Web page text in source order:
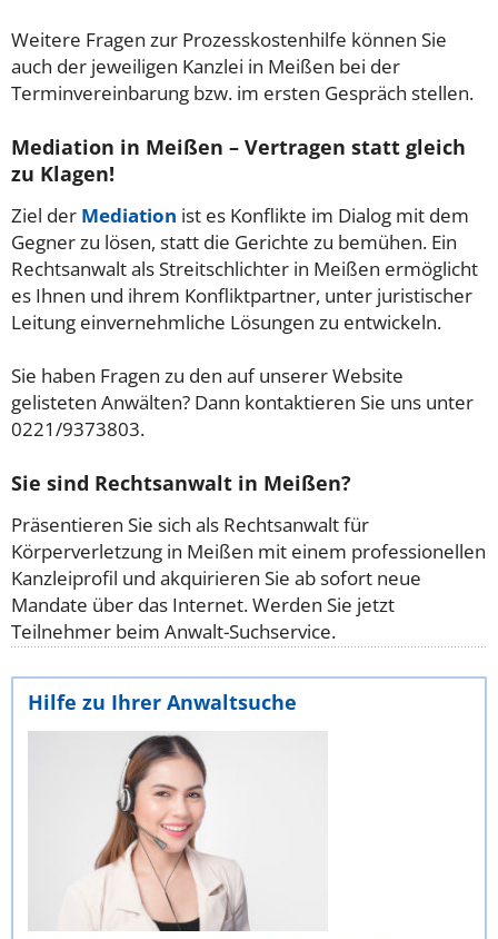
Weitere Fragen zur Prozesskostenhilfe können Sie
auch der jeweiligen Kanzlei in Meißen bei der
Terminvereinbarung bzw. im ersten Gespräch stellen.
Mediation in Meißen – Vertragen statt gleich
zu Klagen!
Ziel der Mediation ist es Konflikte im Dialog mit dem
Gegner zu lösen, statt die Gerichte zu bemühen. Ein
Rechtsanwalt als Streitschlichter in Meißen ermöglicht
es Ihnen und ihrem Konfliktpartner, unter juristischer
Leitung einvernehmliche Lösungen zu entwickeln.
Sie haben Fragen zu den auf unserer Website
gelisteten Anwälten? Dann kontaktieren Sie uns unter
0221/9373803.
Sie sind Rechtsanwalt in Meißen?
Präsentieren Sie sich als Rechtsanwalt für
Körperverletzung in Meißen mit einem professionellen
Kanzleiprofil und akquirieren Sie ab sofort neue
Mandate über das Internet. Werden Sie jetzt
Teilnehmer beim Anwalt-Suchservice.
Hilfe zu Ihrer Anwaltsuche